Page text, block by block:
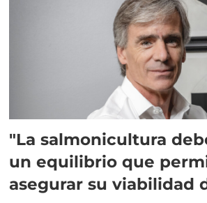
"La salmonicultura
un equilibrio que
asegurar su viabilidad